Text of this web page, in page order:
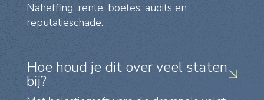
Naheffing, rente, boetes, audits en
reputatieschade.
Hoe houd je dit over veel staten
bij?